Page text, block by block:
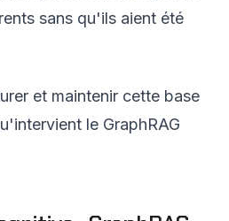
sans qu'ils aient été
et maintenir cette base
le GraphRAG